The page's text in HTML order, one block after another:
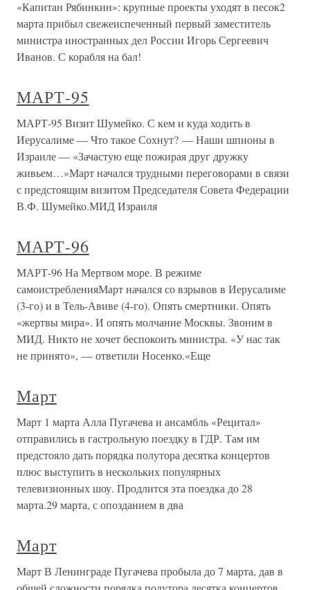
«Капитан Рябинкин»: крупные проекты уходят в песок2
марта прибыл свежеиспеченный первый заместитель
министра иностранных дел России Игорь Сергеевич
Иванов. С корабля на бал!
МАРТ-95
МАРТ-95 Визит Шумейко. С кем и куда ходить в
Иерусалиме — Что такое Сохнут? — Наши шпионы в
Израиле — «Зачастую еще пожирая друг дружку
живьем…»Март начался трудными переговорами в связи
с предстоящим визитом Председателя Совета Федерации
В.Ф. Шумейко.МИД Израиля
МАРТ-96
МАРТ-96 На Мертвом море. В режиме
самоистребленияМарт начался со взрывов в Иерусалиме
(3-го) и в Тель-Авиве (4-го). Опять смертники. Опять
«жертвы мира». И опять молчание Москвы. Звоним в
МИД. Никто не хочет беспокоить министра. «У нас так
не принято», — ответили Носенко.«Еще
Март
Март 1 марта Алла Пугачева и ансамбль «Рецитал»
отправились в гастрольную поездку в ГДР. Там им
предстояло дать порядка полутора десятка концертов
плюс выступить в нескольких популярных
телевизионных шоу. Продлится эта поездка до 28
марта.29 марта, с опозданием в два
Март
Март В Ленинграде Пугачева пробыла до 7 марта, дав в